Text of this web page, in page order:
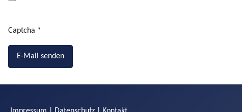
Captcha *
E-Mail senden